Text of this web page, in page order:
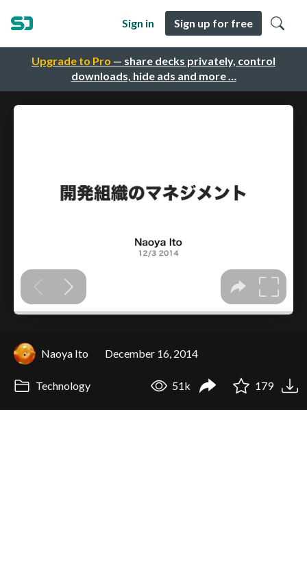
Upgrade to Pro — share decks privately, control
downloads, hide ads and more …
Sign in Sign up for free
Naoya Ito December 16, 2014
Technology 51k 179